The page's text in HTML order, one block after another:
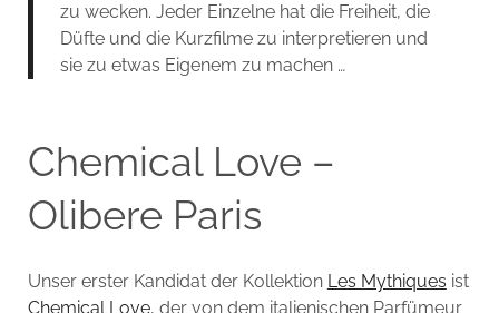
zu wecken. Jeder Einzelne hat die Freiheit, die
Düfte und die Kurzfilme zu interpretieren und
sie zu etwas Eigenem zu machen …
Chemical Love –
Olibere Paris
Unser erster Kandidat der Kollektion Les Mythiques ist
Chemical Love, der von dem italienischen Parfümeur